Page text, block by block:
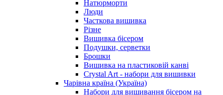
Натюрморти
Люди
Часткова вишивка
Різне
Вишивка бісером
Подушки, серветки
Брошки
Вишивка на пластиковій канві
Crystal Art - набори для вишивки
Чарівна країна (Україна)
Набори для вишивання бісером на